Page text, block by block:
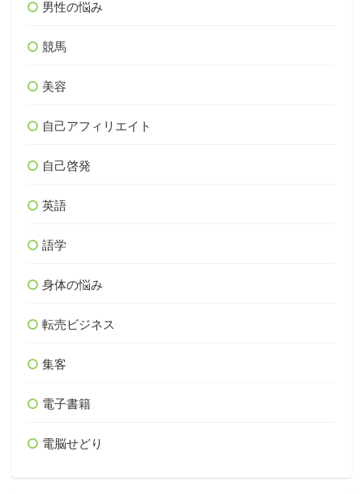
男性の悩み
競馬
美容
自己アフィリエイト
自己啓発
英語
語学
身体の悩み
転売ビジネス
集客
電子書籍
電脳せどり